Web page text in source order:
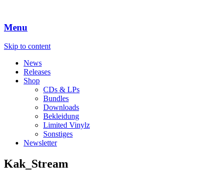
Menu
Skip to content
News
Releases
Shop
CDs & LPs
Bundles
Downloads
Bekleidung
Limited Vinylz
Sonstiges
Newsletter
Kak_Stream